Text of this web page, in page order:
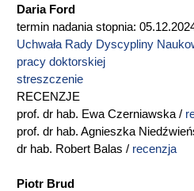
Daria Ford
termin nadania stopnia:
Uchwała Rady Dyscypliny
pracy doktorskiej
streszczenie
RECENZJE
prof. dr hab. Ewa Czerniawska /
prof. dr hab. Agnieszka
dr hab. Robert Balas / recenzja
Piotr Brud